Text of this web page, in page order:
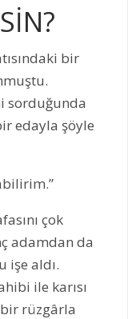
bir
sorduğunda
edayla şöyle
çok
adamdan da
işe aldı.
ile karısı
bir rüzgârla